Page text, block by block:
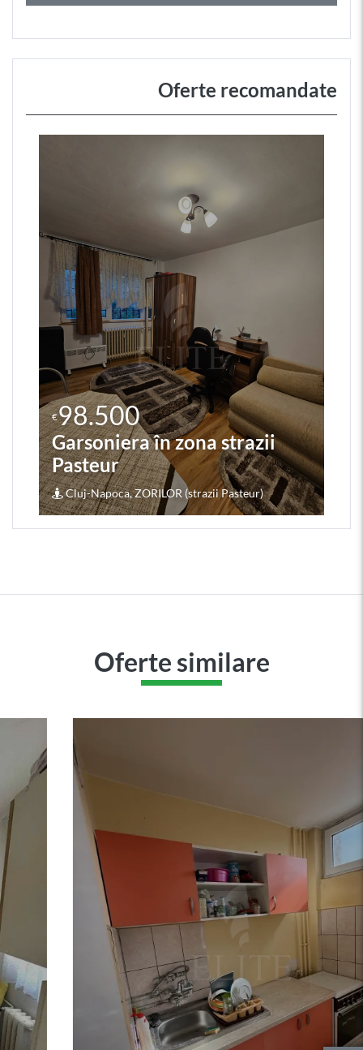
Oferte recomandate
€98.500
Garsoniera în zona strazii
Pasteur
Cluj-Napoca, ZORILOR (strazii Pasteur)
Oferte similare